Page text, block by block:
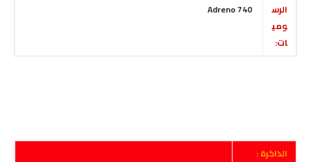
الرس
ومي
ات:
Adreno 740
الذاكرة :